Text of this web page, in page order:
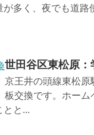
多く、夜でも道
世田谷区東松原
京王井の頭線東松原
板交換です。ホーム
とと...